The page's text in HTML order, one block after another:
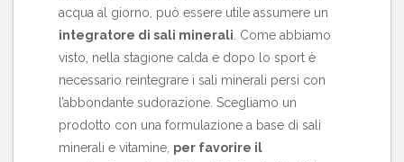
acqua al giorno, può essere utile assumere un
integratore di sali minerali . Come abbiamo
visto, nella stagione calda e dopo lo sport è
necessario reintegrare i sali minerali persi con
l’abbondante sudorazione . Scegliamo un
prodotto con una formulazione a base di sali
minerali e vitamine, per favorire il